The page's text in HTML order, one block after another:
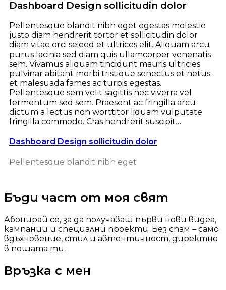
Dashboard Design sollicitudin dolor
Pellentesque blandit nibh eget egestas molestie
justo diam hendrerit tortor et sollicitudin dolor
diam vitae orci seieed et ultrices elit. Aliquam arcu
purus lacinia sed diam quis ullamcorper venenatis
sem. Vivamus aliquam tincidunt mauris ultricies
pulvinar abitant morbi tristique senectus et netus
et malesuada fames ac turpis egestas.
Pellentesque sem velit sagittis nec viverra vel
fermentum sed sem. Praesent ac fringilla arcu
dictum a lectus non worttitor liquam vulputate
fringilla commodo. Cras hendrerit suscipit…
Dashboard Design sollicitudin dolor
Pellentesque blandit nibh eget
Бъди част от моя свят
Абонирай се, за да получаваш първи нови видеа,
кампании и специални проекти. Без спам – само
вдъхновение, стил и автентичност, директно
в пощата ти.
Връзка с мен